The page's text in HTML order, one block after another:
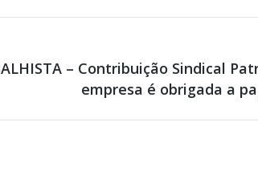
– Contribuição Sindical
empresa é obrigada a